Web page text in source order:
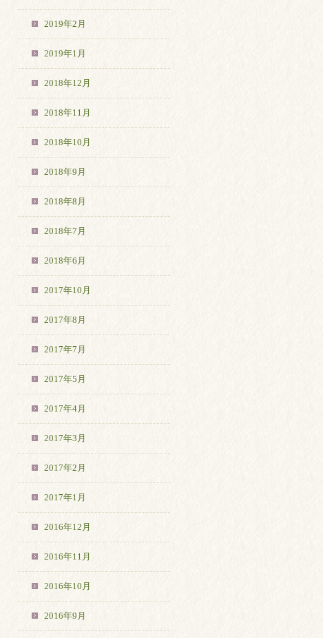
2019年2月
2019年1月
2018年12月
2018年11月
2018年10月
2018年9月
2018年8月
2018年7月
2018年6月
2017年10月
2017年8月
2017年7月
2017年5月
2017年4月
2017年3月
2017年2月
2017年1月
2016年12月
2016年11月
2016年10月
2016年9月